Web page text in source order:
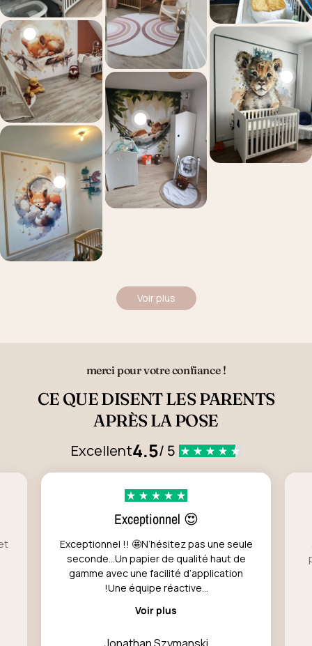
Voir plus
merci pour votre confiance !
CE QUE DISENT LES PARENTS
APRÈS LA POSE
Excellent4.5/ 5
Exceptionnel 😍
Exceptionnel !! 🤩N’hésitez pas une seule
seconde…Un papier de qualité haut de
gamme avec une facilité d’application
!Une équipe réactive...
Voir plus